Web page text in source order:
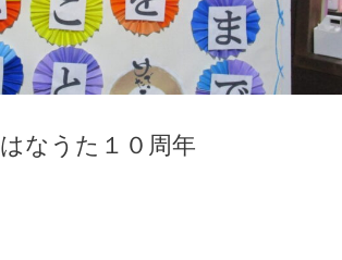
はなうた１０周年